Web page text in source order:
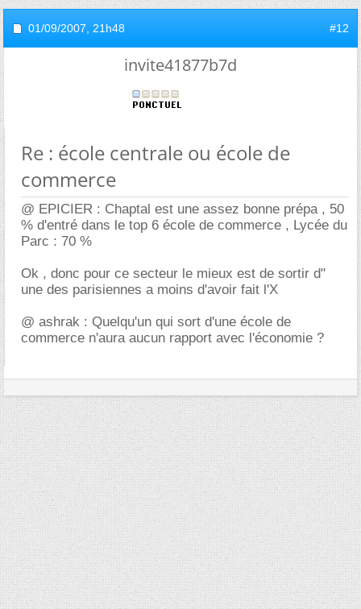
01/09/2007, 21h48 #12
invite41877b7d
Re : école centrale ou école de
commerce
@ EPICIER : Chaptal est une assez bonne prépa , 50
% d'entré dans le top 6 école de commerce , Lycée du
Parc : 70 %
Ok , donc pour ce secteur le mieux est de sortir d"
une des parisiennes a moins d'avoir fait l'X
@ ashrak : Quelqu'un qui sort d'une école de
commerce n'aura aucun rapport avec l'économie ?